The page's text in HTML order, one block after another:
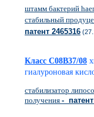
штамм бактерий
стабильный
патент 2465316
Класс C08B37/08
гиалуроновая
стабилизатор
получения -